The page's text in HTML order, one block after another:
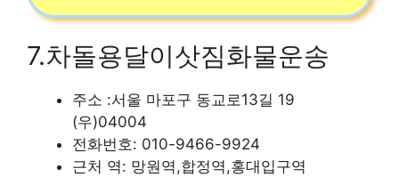
7.차돌용달이삿짐화물운송
주소 :서울 마포구 동교로13길 19
(우)04004
전화번호: 010-9466-9924
근처 역: 망원역,합정역,홍대입구역